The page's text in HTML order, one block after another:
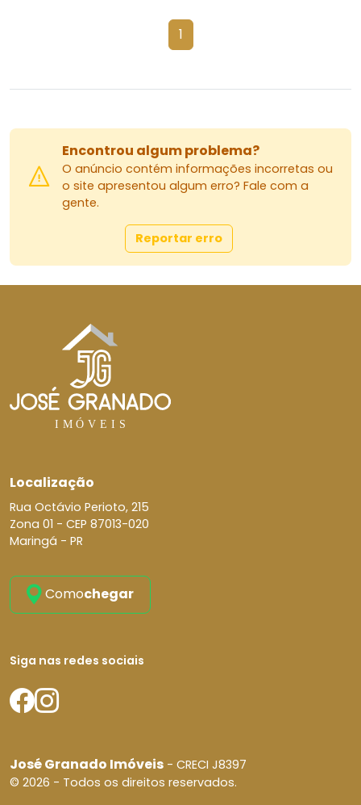
1
Encontrou algum problema?
O anúncio contém informações incorretas ou
o site apresentou algum erro? Fale com a
gente.
Reportar erro
Localização
Rua Octávio Perioto, 215
Zona 01 - CEP 87013-020
Maringá - PR
Comochegar
Siga nas redes sociais
José Granado Imóveis - CRECI J8397
© 2026 - Todos os direitos reservados.